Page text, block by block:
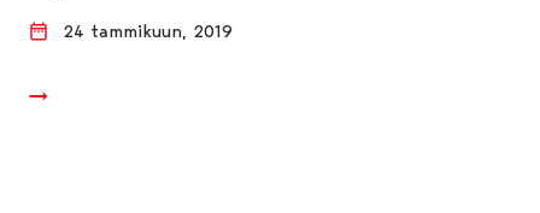
24 tammikuun, 2019